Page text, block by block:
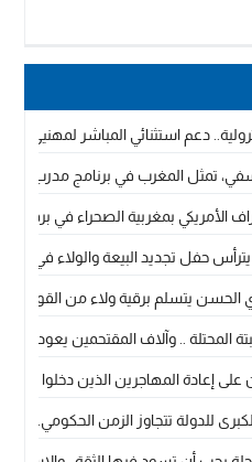
دعم استثنائي المباشر لمهنيي
تمثل المغرب في برنامج مدرب
الأمريكي بمغربية الصحراء في برقية
حفل تجديد البيعة والولاء في
الحسن يتسلم برقية ولاء من القوات
على إعادة المهاجرين الذين دخلوا سبتة
للدولة تتجاوز الزمن الحكومي..